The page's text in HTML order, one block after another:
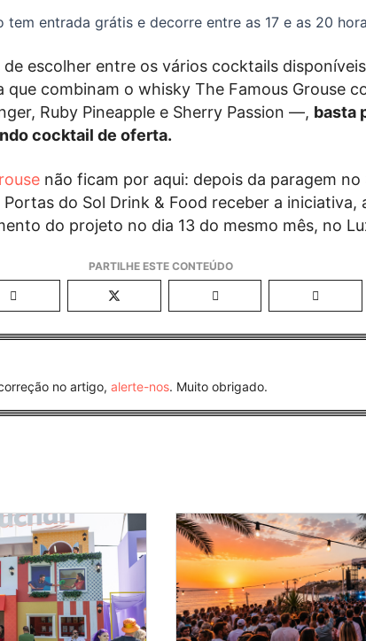
tem entrada grátis e decorre entre as 17 e as 20
escolher entre os vários cocktails
que combinam o whisky The Famous Grouse
Ruby Pineapple e Sherry Passion —, basta
cocktail de oferta.
não ficam por aqui: depois da paragem no
do Sol Drink & Food receber a iniciativa,
do projeto no dia 13 do mesmo mês, no
no artigo, alerte-nos. Muito obrigado.